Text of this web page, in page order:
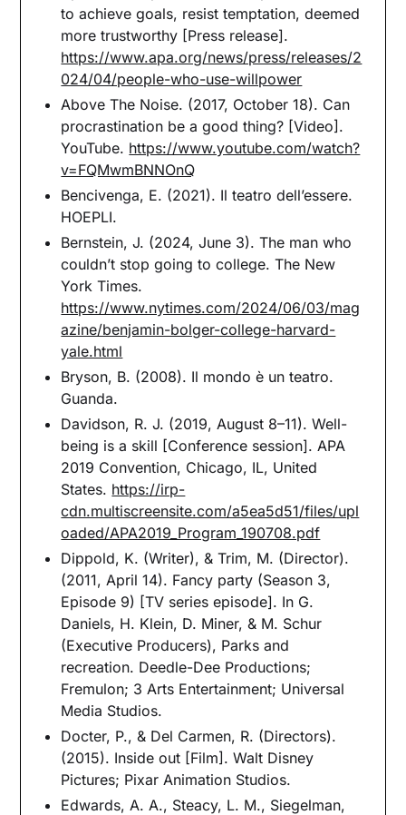
to achieve goals, resist temptation, deemed
more trustworthy [Press release].
https://www.apa.org/news/press/releases/2
024/04/people-who-use-willpower
Above The Noise. (2017, October 18). Can
procrastination be a good thing? [Video].
YouTube. https://www.youtube.com/watch?
v=FQMwmBNNOnQ
Bencivenga, E. (2021). Il teatro dell’essere.
HOEPLI.
Bernstein, J. (2024, June 3). The man who
couldn’t stop going to college. The New
York Times.
https://www.nytimes.com/2024/06/03/mag
azine/benjamin-bolger-college-harvard-
yale.html
Bryson, B. (2008). Il mondo è un teatro.
Guanda.
Davidson, R. J. (2019, August 8–11). Well-
being is a skill [Conference session]. APA
2019 Convention, Chicago, IL, United
States. https://irp-
cdn.multiscreensite.com/a5ea5d51/files/upl
oaded/APA2019_Program_190708.pdf
Dippold, K. (Writer), & Trim, M. (Director).
(2011, April 14). Fancy party (Season 3,
Episode 9) [TV series episode]. In G.
Daniels, H. Klein, D. Miner, & M. Schur
(Executive Producers), Parks and
recreation. Deedle-Dee Productions;
Fremulon; 3 Arts Entertainment; Universal
Media Studios.
Docter, P., & Del Carmen, R. (Directors).
(2015). Inside out [Film]. Walt Disney
Pictures; Pixar Animation Studios.
Edwards, A. A., Steacy, L. M., Siegelman,